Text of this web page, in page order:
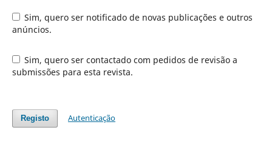
Sim, quero ser notificado de novas publicações e outros
anúncios.
Sim, quero ser contactado com pedidos de revisão a
submissões para esta revista.
Registo Autenticação